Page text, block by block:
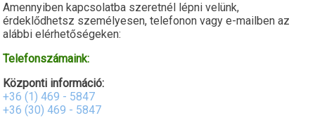
Amennyiben kapcsolatba szeretnél lépni velünk,
érdeklődhetsz személyesen, telefonon vagy e-mailben az
alábbi elérhetőségeken:
Telefonszámaink:
Központi információ:
+36 (1) 469 - 5847
+36 (30) 469 - 5847